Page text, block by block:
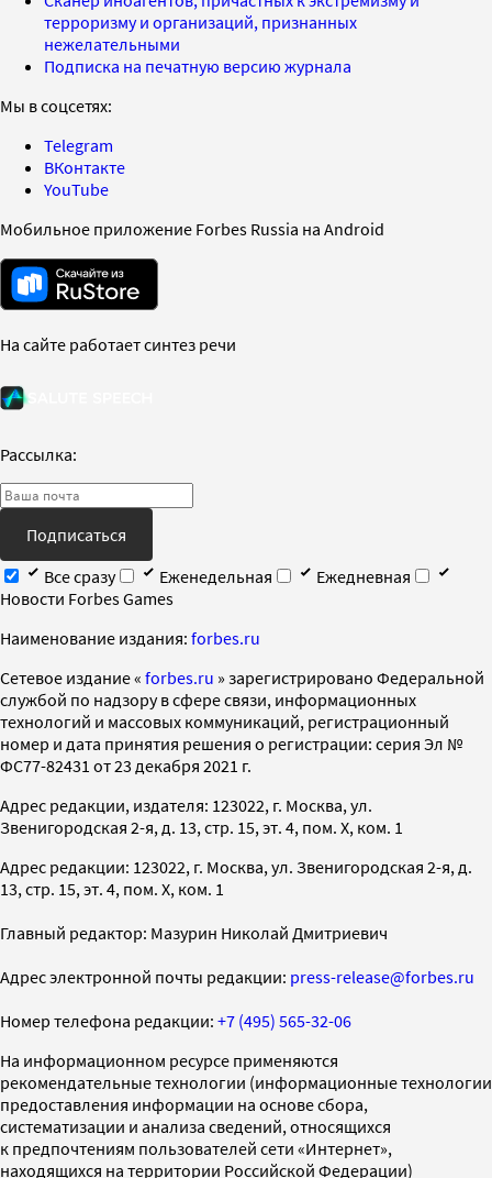
терроризму и организаций, признанных
нежелательными
Подписка на печатную версию журнала
Мы в соцсетях:
Telegram
ВКонтакте
YouTube
Мобильное приложение Forbes Russia на Android
На сайте работает синтез речи
Рассылка:
Подписаться
Все сразу
Еженедельная
Ежедневная
Новости Forbes Games
Наименование издания: forbes.ru
Cетевое издание « forbes.ru » зарегистрировано Федеральной
службой по надзору в сфере связи, информационных
технологий и массовых коммуникаций, регистрационный
номер и дата принятия решения о регистрации: серия Эл №
ФС77-82431 от 23 декабря 2021 г.
Адрес редакции, издателя: 123022, г. Москва, ул.
Звенигородская 2-я, д. 13, стр. 15, эт. 4, пом. X, ком. 1
Адрес редакции: 123022, г. Москва, ул. Звенигородская 2-я, д.
13, стр. 15, эт. 4, пом. X, ком. 1
Главный редактор: Мазурин Николай Дмитриевич
Адрес электронной почты редакции: press-release@forbes.ru
Номер телефона редакции: +7 (495) 565-32-06
На информационном ресурсе применяются
рекомендательные технологии (информационные технологии
предоставления информации на основе сбора,
систематизации и анализа сведений, относящихся
к предпочтениям пользователей сети «Интернет»,
находящихся на территории Российской Федерации)